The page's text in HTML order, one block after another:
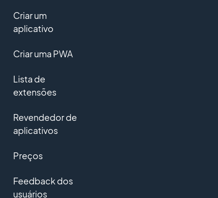
Criar um
aplicativo
Criar uma PWA
Lista de
extensões
Revendedor de
aplicativos
Preços
Feedback dos
usuários